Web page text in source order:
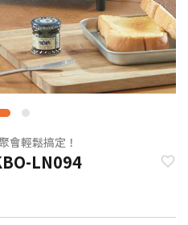
會輕鬆搞定！
LN094